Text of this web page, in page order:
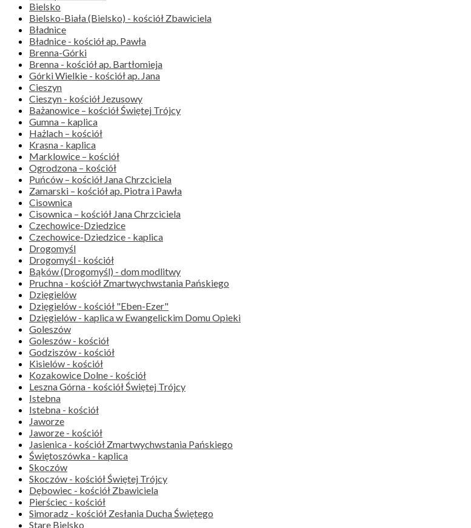
Bielsko
Bielsko-Biała (Bielsko) - kościół Zbawiciela
Bładnice
Bładnice - kościół ap. Pawła
Brenna-Górki
Brenna - kościół ap. Bartłomieja
Górki Wielkie - kościół ap. Jana
Cieszyn
Cieszyn - kościół Jezusowy
Bażanowice – kościół Świętej Trójcy
Gumna – kaplica
Hażlach – kościół
Krasna - kaplica
Marklowice – kościół
Ogrodzona – kościół
Puńców – kościół Jana Chrzciciela
Zamarski – kościół ap. Piotra i Pawła
Cisownica
Cisownica – kościół Jana Chrzciciela
Czechowice-Dziedzice
Czechowice-Dziedzice - kaplica
Drogomyśl
Drogomyśl - kościół
Bąków (Drogomyśl) - dom modlitwy
Pruchna - kościół Zmartwychwstania Pańskiego
Dzięgielów
Dzięgielów - kościół "Eben-Ezer"
Dzięgielów - kaplica w Ewangelickim Domu Opieki
Goleszów
Goleszów - kościół
Godziszów - kościół
Kisielów - kościół
Kozakowice Dolne - kościół
Leszna Górna - kościół Świętej Trójcy
Istebna
Istebna - kościół
Jaworze
Jaworze - kościół
Jasienica - kościół Zmartwychwstania Pańskiego
Świętoszówka - kaplica
Skoczów
Skoczów - kościół Świętej Trójcy
Dębowiec - kościół Zbawiciela
Pierściec - kościół
Simoradz - kościół Zesłania Ducha Świętego
Stare Bielsko